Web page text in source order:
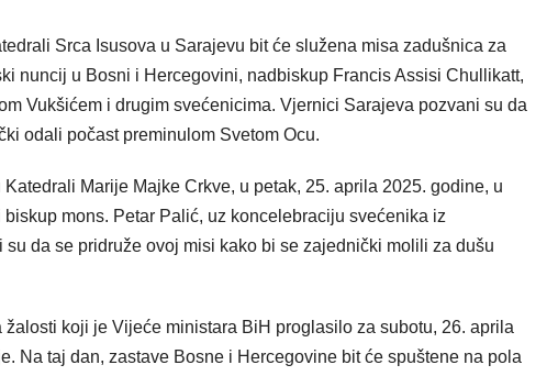
Srca Isusova u Sarajevu bit će služena misa zadušnica za
nuncij u Bosni i Hercegovini, nadbiskup Francis Assisi Chullikatt,
Vukšićem i drugim svećenicima. Vjernici Sarajeva pozvani su da
odali počast preminulom Svetom Ocu.​
Marije Majke Crkve, u petak, 25. aprila 2025. godine, u
mons. Petar Palić, uz koncelebraciju svećenika iz
da se pridruže ovoj misi kako bi se zajednički molili za dušu
koji je Vijeće ministara BiH proglasilo za subotu, 26. aprila
Na taj dan, zastave Bosne i Hercegovine bit će spuštene na pola